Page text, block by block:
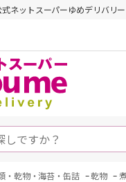
式ネットスーパーゆめデリバリ
・乾物・海苔・缶詰 -乾物 -